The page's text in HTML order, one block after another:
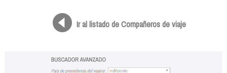
Ir al listado de Compañeros de viaje